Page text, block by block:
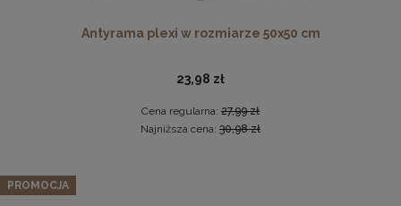
Drewniana, frezowana ramka na zdjęcia, plakaty, obrazy w
16,99 zł
Antyrama plexi w rozmiarze 50x50 cm
23,98 zł
Cena regularna: 27,99 zł
Najniższa cena: 30,98 zł
PROMOCJA